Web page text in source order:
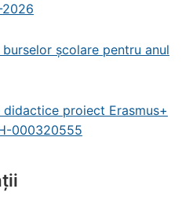
școlare pentru anul
proiect Erasmus+
000320555